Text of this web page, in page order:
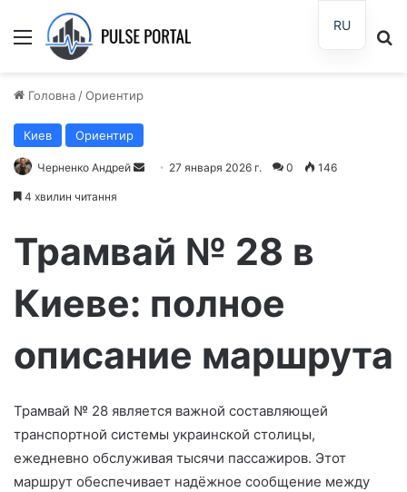
Меню
Головна /Ориентир
Киев Ориентир
Черненко Андрей
а
с
ь
27 января 2026 г. 0 146
4 хвилин читання
Трамвай № 28 в
Киеве: полное
описание маршрута
Трамвай № 28 является важной составляющей
транспортной системы украинской столицы,
ежедневно обслуживая тысячи пассажиров. Этот
маршрут обеспечивает надёжное сообщение между
RU